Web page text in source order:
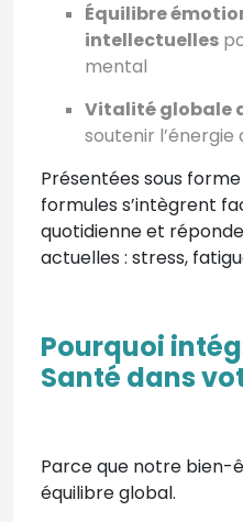
Équilibre
intellectuelles
mental
Vitalité globale
soutenir l’énergie
Présentées sous
formules s’intègrent
quotidienne et
actuelles : stress,
Pourquoi
Santé dans
Parce que notre bien-
équilibre global.